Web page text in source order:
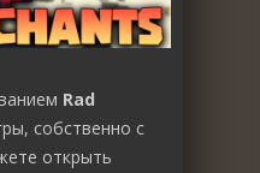
Rad
собственно с
открыть